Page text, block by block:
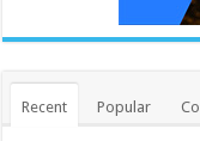
Recent Popular